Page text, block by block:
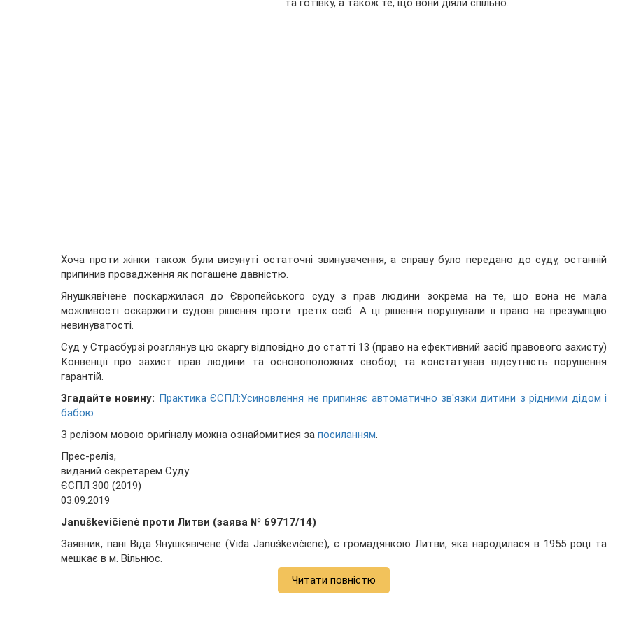
та готівку, а також те, що вони діяли спільно.
Хоча проти жінки також були висунуті остаточні звинувачення, а справу було передано до суду, останній
припинив провадження як погашене давністю.
Янушкявічене поскаржилася до Європейського суду з прав людини зокрема на те, що вона не мала
можливості оскаржити судові рішення проти третіх осіб. А ці рішення порушували її право на презумпцію
невинуватості.
Суд у Страсбурзі розглянув цю скаргу відповідно до статті 13 (право на ефективний засіб правового захисту)
Конвенції про захист прав людини та основоположних свобод та констатував відсутність порушення
гарантій.
Згадайте новину: Практика ЄСПЛ:Усиновлення не припиняє автоматично зв'язки дитини з рідними дідом і
бабою
З релізом мовою оригіналу можна ознайомитися за посиланням.
Прес-реліз,
виданий секретарем Суду
ЄСПЛ 300 (2019)
03.09.2019
Januškevičienė проти Литви (заява № 69717/14)
Заявник, пані Віда Янушкявічене (Vida Januškevičienė), є громадянкою Литви, яка народилася в 1955 році та
мешкає в м. Вільнюс.
Читати повністю